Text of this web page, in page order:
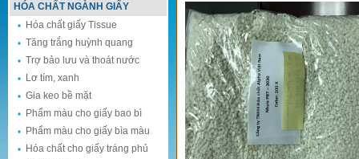
HÓA CHẤT NGÀNH GIẤY
Hóa chất giấy Tissue
Tăng trắng huỳnh quang
Trợ bảo lưu và thoát nước
Lơ tím, xanh
Gia keo bề mặt
Phẩm màu cho giấy bao bì
Phẩm màu cho giấy bìa màu
Hóa chất cho giấy tráng phủ
PBT 3030 (30% sợi thủy tinh, màu ngà